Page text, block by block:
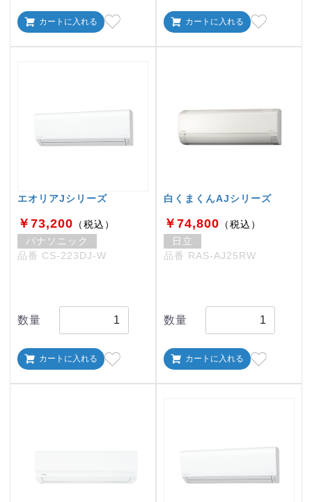
カートに入れる カートに入れる
エオリアJシリーズ
￥73,200 （税込）
パナソニック
品番 CS-223DJ-W
数量
カートに入れる
白くまくんAJシリーズ
￥74,800 （税込）
日立
品番 RAS-AJ25RW
数量
カートに入れる